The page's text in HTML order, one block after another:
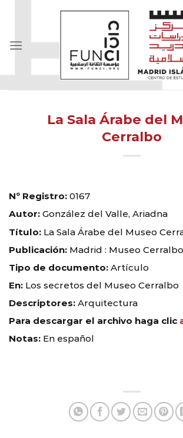
La Sala Árabe del
Cerralbo
Nº Registro: 0167
Autor: González del Valle, Ariadna
Título: La Sala Árabe del Museo
Publicación: Madrid : Museo
Tipo de documento: Artículo
En: Los secretos del Museo Cerralbo
Descriptores: Arquitectura
Para descargar el archivo haga clic
Notas: En español